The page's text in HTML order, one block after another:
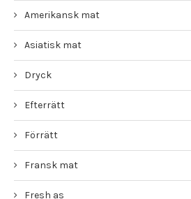
Amerikansk mat
Asiatisk mat
Dryck
Efterrätt
Förrätt
Fransk mat
Fresh as